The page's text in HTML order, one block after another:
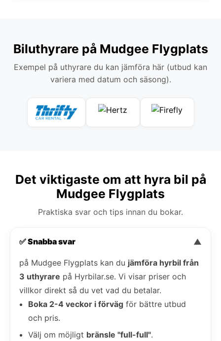
Biluthyrare på Mudgee Flygplats
Exempel på uthyrare du kan jämföra här (utbud kan
variera med datum och säsong).
Det viktigaste om att hyra bil på
Mudgee Flygplats
Praktiska svar och tips innan du bokar.
✅ Snabba svar ▼
på Mudgee Flygplats kan du jämföra hyrbil från
3 uthyrare på Hyrbilar.se. Vi visar priser och
villkor direkt så du vet vad du betalar.
Boka 2-4 veckor i förväg för bättre utbud
och pris.
Välj om möjligt bränsle "full-full".